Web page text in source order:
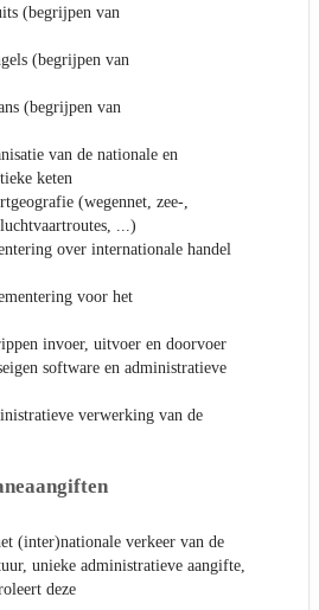
(begrijpen van
(begrijpen van
(begrijpen van
van de nationale en
keten
(wegennet, zee-,
...)
over internationale handel
voor het
invoer, uitvoer en doorvoer
software en administratieve
verwerking van de
(inter)nationale verkeer van de
unieke administratieve aangifte,
deze